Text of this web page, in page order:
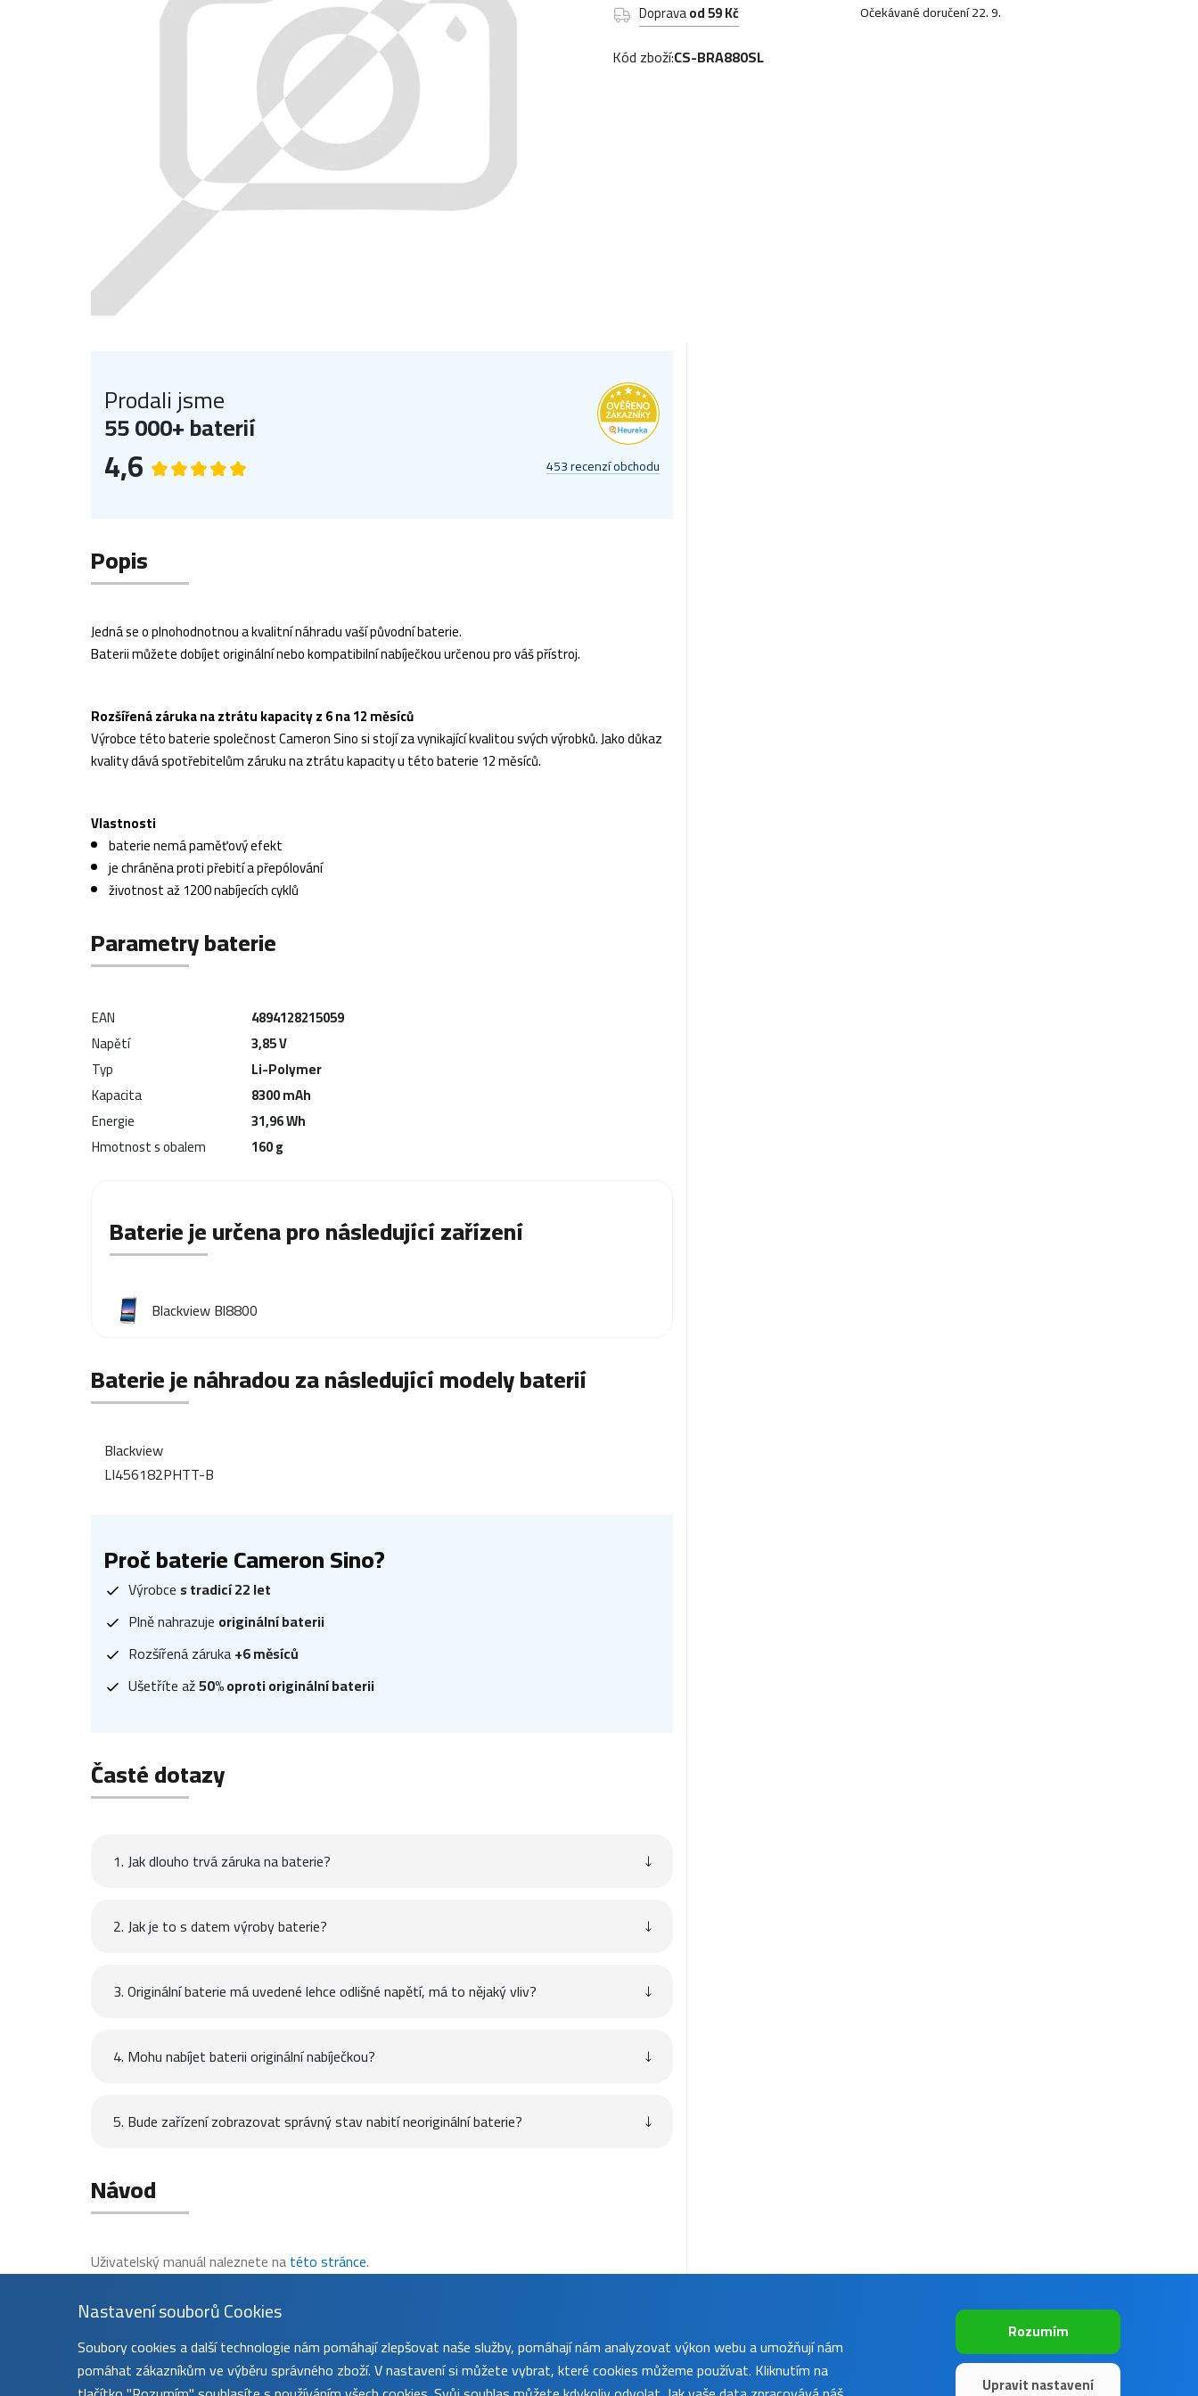
Dopravaod 59 Kč Očekávané doručení 22. 9.
Kód zboží:CS-BRA880SL
Prodali jsme
55 000+ baterií
4,6 453 recenzí obchodu
Popis
Jedná se o plnohodnotnou a kvalitní náhradu vaší původní baterie.
Baterii můžete dobíjet originální nebo kompatibilní nabíječkou určenou pro váš přístroj.
Rozšířená záruka na ztrátu kapacity z 6 na 12 měsíců
Výrobce této baterie společnost Cameron Sino si stojí za vynikající kvalitou svých výrobků. Jako důkaz
kvality dává spotřebitelům záruku na ztrátu kapacity u této baterie 12 měsíců.
Vlastnosti
baterie nemá paměťový efekt
je chráněna proti přebití a přepólování
životnost až 1200 nabíjecích cyklů
Parametry baterie
EAN
4894128215059
Napětí
3,85 V
Typ
Li-Polymer
Kapacita
8300 mAh
Energie
31,96 Wh
Hmotnost s obalem
160 g
Baterie je určena pro následující zařízení
Blackview Bl8800
Baterie je náhradou za následující modely baterií
Blackview
LI456182PHTT-B
Proč baterie Cameron Sino?
Výrobce s tradicí 22 let
Plně nahrazuje originální baterii
Rozšířená záruka+6 měsíců
Ušetříte až50% oproti originální baterii
Časté dotazy
1. Jak dlouho trvá záruka na baterie?
2. Jak je to s datem výroby baterie?
3. Originální baterie má uvedené lehce odlišné napětí, má to nějaký vliv?
4. Mohu nabíjet baterii originální nabíječkou?
5. Bude zařízení zobrazovat správný stav nabití neoriginální baterie?
Návod
Uživatelský manuál naleznete natéto stránce.
Nastavení souborů Cookies
Soubory cookies a další technologie nám pomáhají zlepšovat naše služby, pomáhají nám analyzovat výkon webu a umožňují nám
pomáhat zákazníkům ve výběru správného zboží. V nastavení si můžete vybrat, které cookies můžeme používat. Kliknutím na
Rozumím
Upravit nastavení